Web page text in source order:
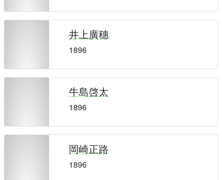
井上廣穗
1896
牛島啓太
1896
岡崎正路
1896